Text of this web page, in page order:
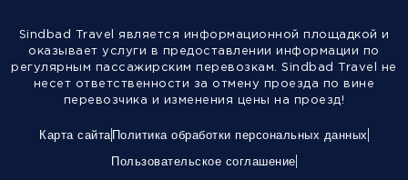
Sindbad Travel является информационной площадкой и
оказывает услуги в предоставлении информации по
регулярным пассажирским перевозкам. Sindbad Travel не
несет ответственности за отмену проезда по вине
перевозчика и изменения цены на проезд!
Карта сайта Политика обработки персональных данных
Пользовательское соглашение